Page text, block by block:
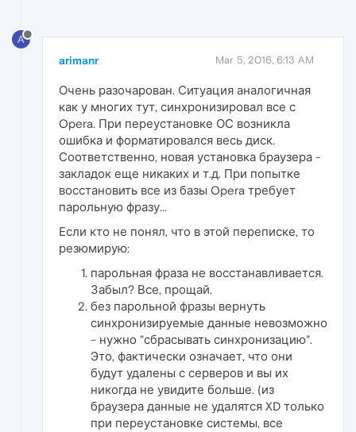
A
arimanr Mar 5, 2016, 6:13 AM
Очень разочарован. Ситуация аналогичная
как у многих тут, синхронизировал все с
Opera. При переустановке ОС возникла
ошибка и форматировался весь диск.
Соответственно, новая установка браузера -
закладок еще никаких и т.д. При попытке
восстановить все из базы Opera требует
парольную фразу...
Если кто не понял, что в этой переписке, то
резюмирую:
парольная фраза не восстанавливается.
Забыл? Все, прощай.
без парольной фразы вернуть
синхронизируемые данные невозможно
- нужно "сбрасывать синхронизацию".
Это, фактически означает, что они
будут удалены с серверов и вы их
никогда не увидите больше. (из
браузера данные не удалятся XD только
при переустановке системы, все